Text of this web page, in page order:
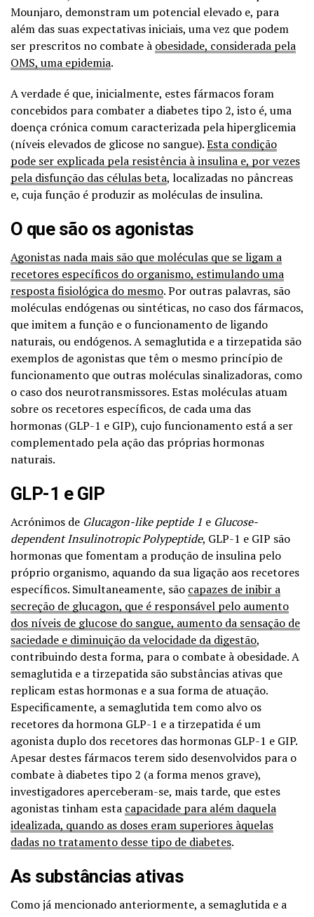
Mounjaro, demonstram um potencial elevado e, para
além das suas expectativas iniciais, uma vez que podem
ser prescritos no combate à obesidade, considerada pela
OMS, uma epidemia.
A verdade é que, inicialmente, estes fármacos foram
concebidos para combater a diabetes tipo 2, isto é, uma
doença crónica comum caracterizada pela hiperglicemia
(níveis elevados de glicose no sangue).Esta condição
pode ser explicada pela resistência à insulina e, por vezes
pela disfunção das células beta, localizadas no pâncreas
e, cuja função é produzir as moléculas de insulina.
O que são os agonistas
Agonistas nada mais são que moléculas que se ligam a
recetores específicos do organismo, estimulando uma
resposta fisiológica do mesmo. Por outras palavras, são
moléculas endógenas ou sintéticas, no caso dos fármacos,
que imitem a função e o funcionamento de ligando
naturais, ou endógenos. A semaglutida e a tirzepatida são
exemplos de agonistas que têm o mesmo princípio de
funcionamento que outras moléculas sinalizadoras, como
o caso dos neurotransmissores. Estas moléculas atuam
sobre os recetores específicos, de cada uma das
hormonas (GLP-1 e GIP), cujo funcionamento está a ser
complementado pela ação das próprias hormonas
naturais.
GLP-1 e GIP
Acrónimos de Glucagon-like peptide 1 e Glucose-
dependent Insulinotropic Polypeptide, GLP-1 e GIP são
hormonas que fomentam a produção de insulina pelo
próprio organismo, aquando da sua ligação aos recetores
específicos. Simultaneamente, são capazes de inibir a
secreção de glucagon, que é responsável pelo aumento
dos níveis de glucose do sangue, aumento da sensação de
saciedade e diminuição da velocidade da digestão,
contribuindo desta forma, para o combate à obesidade. A
semaglutida e a tirzepatida são substâncias ativas que
replicam estas hormonas e a sua forma de atuação.
Especificamente, a semaglutida tem como alvo os
recetores da hormona GLP-1 e a tirzepatida é um
agonista duplo dos recetores das hormonas GLP-1 e GIP.
Apesar destes fármacos terem sido desenvolvidos para o
combate à diabetes tipo 2 (a forma menos grave),
investigadores aperceberam-se, mais tarde, que estes
agonistas tinham esta capacidade para além daquela
idealizada, quando as doses eram superiores àquelas
dadas no tratamento desse tipo de diabetes.
As substâncias ativas
Como já mencionado anteriormente, a semaglutida e a